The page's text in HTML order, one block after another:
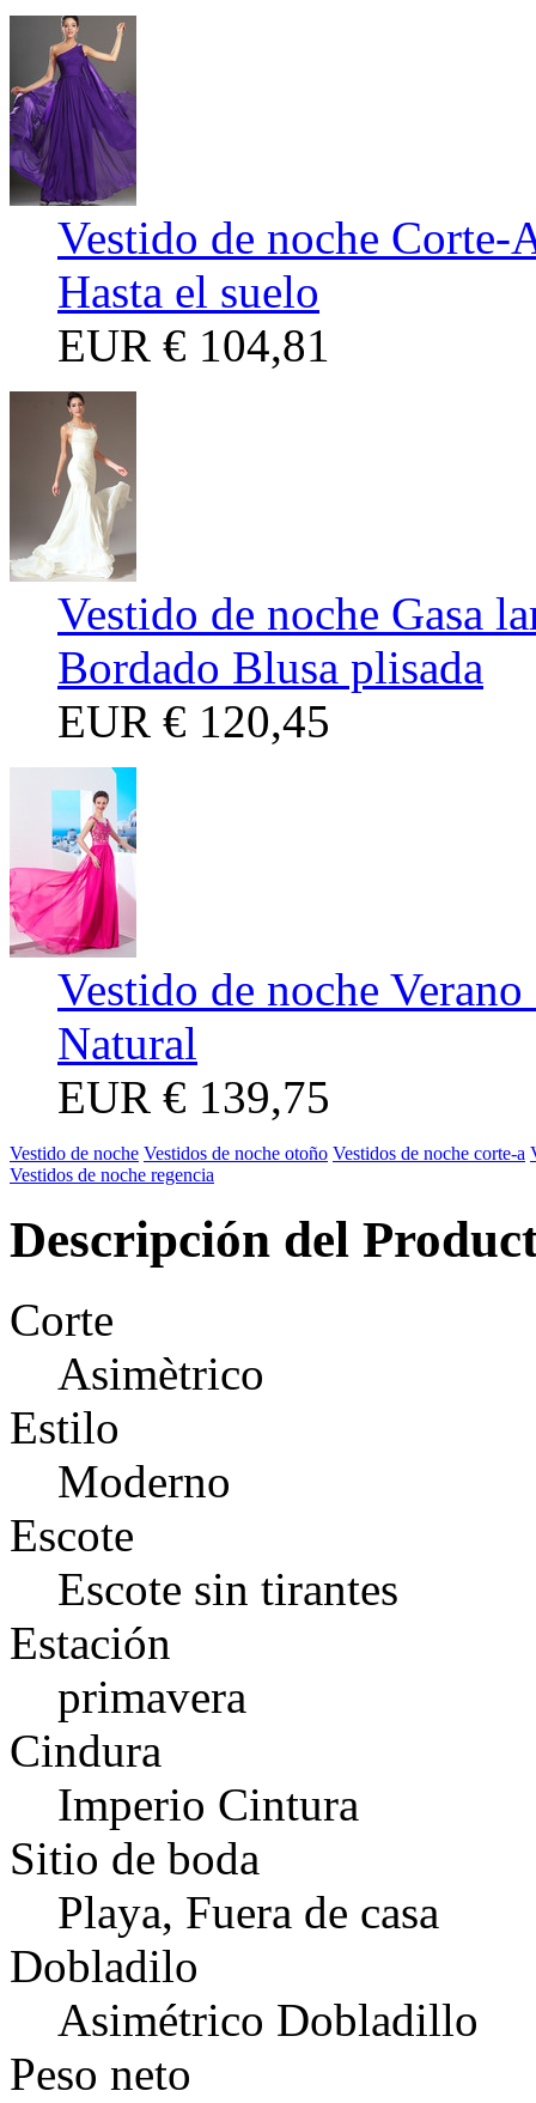
Vestido de noche Corte-
Hasta el suelo
EUR € 104,81
Vestido de noche Gasa
Bordado Blusa plisada
EUR € 120,45
Vestido de noche
Natural
EUR € 139,75
Vestido de noche Vestidos de noche otoño Vestidos de noche corte-a
Vestidos de noche regencia
Descripción del
Corte
Asimètrico
Estilo
Moderno
Escote
Escote sin tirantes
Estación
primavera
Cindura
Imperio Cintura
Sitio de boda
Playa, Fuera de casa
Dobladilo
Asimétrico Dobladillo
Peso neto